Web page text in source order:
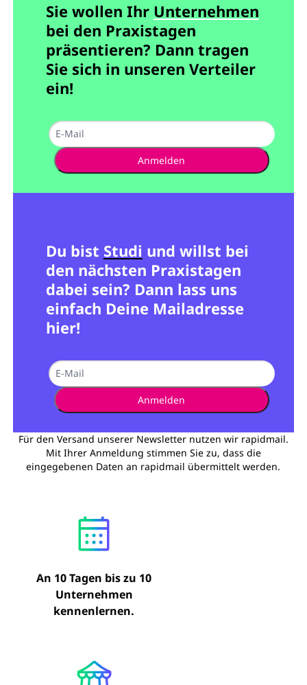
Sie wollen Ihr Unternehmen
bei den Praxistagen
präsentieren? Dann tragen
Sie sich in unseren Verteiler
ein!
Anmelden
Du bist Studi und willst bei
den nächsten Praxistagen
dabei sein? Dann lass uns
einfach Deine Mailadresse
hier!
Anmelden
Für den Versand unserer Newsletter nutzen wir rapidmail.
Mit Ihrer Anmeldung stimmen Sie zu, dass die
eingegebenen Daten an rapidmail übermittelt werden.
An 10 Tagen bis zu 10
Unternehmen
kennenlernen.